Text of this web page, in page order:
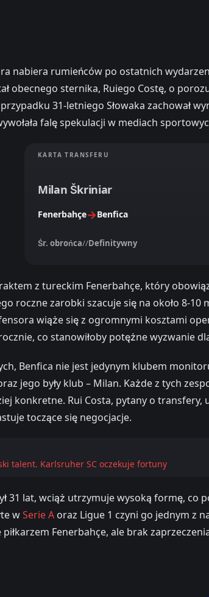
nabiera rumieńców po ostatnich
obecnego sternika, Ruiego Costę, o
31-letniego Słowaka zachował
falę spekulacji w mediach
KARTA TRANSFERU
Milan Škriniar
Fenerbahçe→Benfica
Śr. obrońca//Definitywny
z tureckim Fenerbahçe, który
roczne zarobki szacuje się na około 8-
wiąże się z ogromnymi kosztami
co stanowiłoby potężne wyzwanie
Benfica nie jest jedynym klubem
jego były klub – Milan. Każde z tych
konkretne. Rui Costa, pytany o
toczące się negocjacje.
talent. Karlsruher SC oczekuje fortuny
31 lat, wciąż utrzymuje wysoką formę,
wSerie A oraz Ligue 1 czyni go jednym z
Fenerbahçe, ale brak